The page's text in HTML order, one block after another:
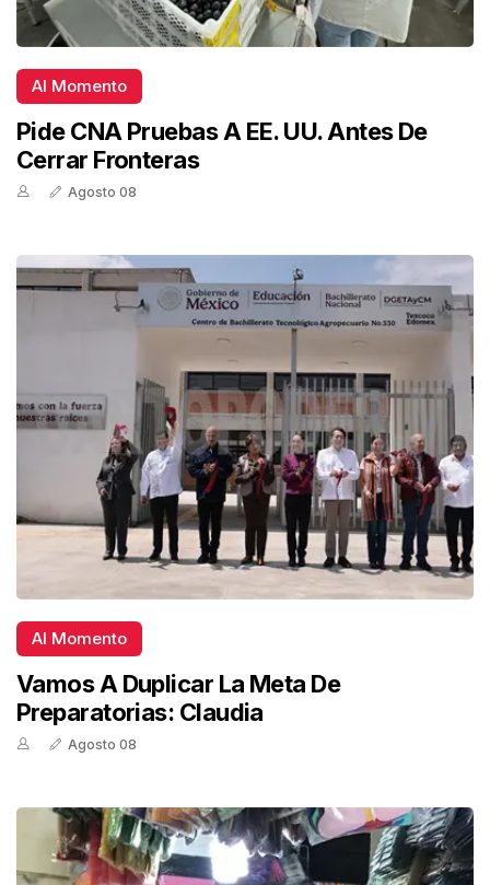
Al Momento
Pide CNA Pruebas A EE. UU. Antes De
Cerrar Fronteras
Agosto 08
Al Momento
Vamos A Duplicar La Meta De
Preparatorias: Claudia
Agosto 08